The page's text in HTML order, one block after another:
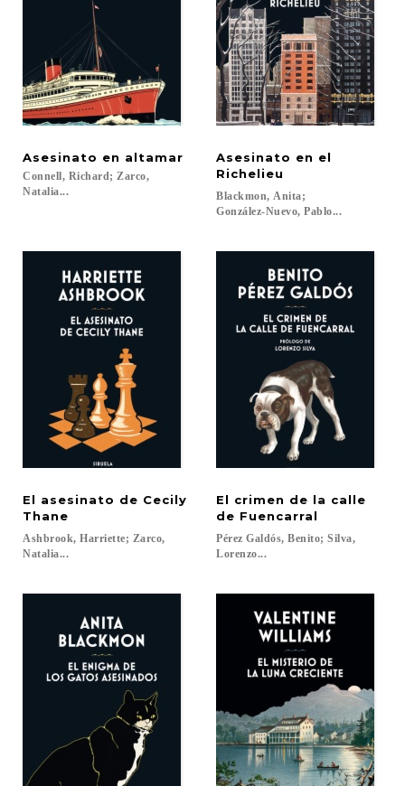
Asesinato en altamar
Connell, Richard; Zarco,
Natalia...
Asesinato en el
Richelieu
Blackmon, Anita;
González-Nuevo, Pablo...
El asesinato de Cecily
Thane
Ashbrook, Harriette; Zarco,
Natalia...
El crimen de la calle
de Fuencarral
Pérez Galdós, Benito; Silva,
Lorenzo...